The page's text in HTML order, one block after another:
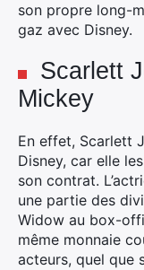
son propre long-
gaz avec Disney.
Scarlett
Mickey
En effet, Scarlett
Disney, car elle
son contrat.
une partie des
Widow au box-
même monnaie
acteurs, quel que